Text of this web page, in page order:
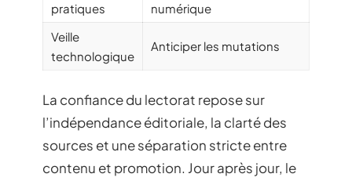
pratiques
numérique
Veille
technologique
Anticiper les mutations
La confiance du lectorat repose sur
l’indépendance éditoriale, la clarté des
sources et une séparation stricte entre
contenu et promotion. Jour après jour, le